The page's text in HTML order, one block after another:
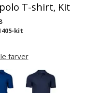
T-shirt, Kit
kit
farver